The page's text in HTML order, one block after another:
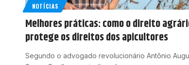
NOTÍCIAS
Melhores práticas: como o direito
protege os direitos dos apicultores
Segundo o advogado revolucionário Antônio